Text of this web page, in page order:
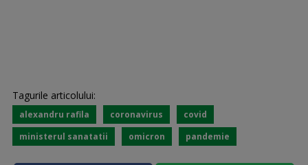
Tagurile articolului:
alexandru rafila coronavirus
covid
ministerul sanatatii
omicron pandemie